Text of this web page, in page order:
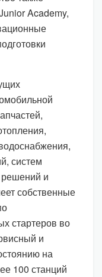
Academy,
систем
и
собственные
стартеров во
и
на
100 станций